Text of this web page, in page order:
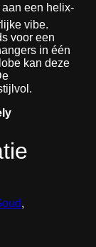
een helix-
vibe.
voor een
in één
kan deze
,